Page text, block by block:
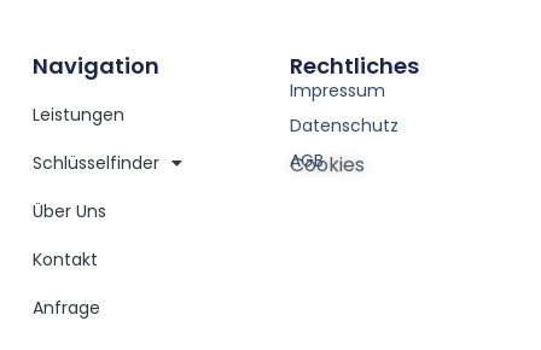
Navigation
Leistungen
Schlüsselfinder
Über Uns
Kontakt
Anfrage
Rechtliches
Impressum
Datenschutz
AGB
Cookies